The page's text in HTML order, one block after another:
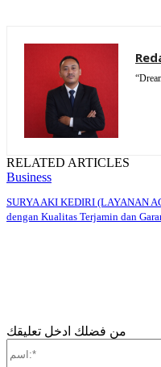
RELATED ARTICLES
Business
SURYA AKI KEDIRI (LAYANAN
dengan Kualitas Terjamin dan
من فضلك ادخل تعليقك